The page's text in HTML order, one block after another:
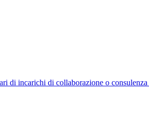
di incarichi di collaborazione o consulenza